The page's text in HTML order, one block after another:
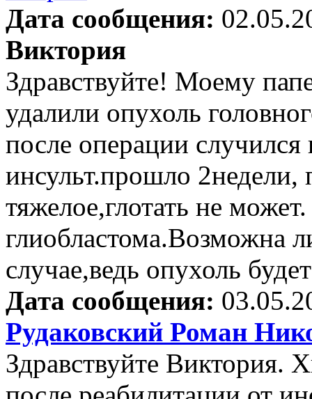
Дата сообщения:
Виктория
Здравствуйте! Моему
удалили опухоль
после операции случился
инсульт.прошло 2недели,
тяжелое,глотать не
глиобластома.Возможна
случае,ведь опухоль
Дата сообщения:
Рудаковский Роман
Здравствуйте Виктория.